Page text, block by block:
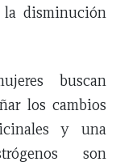
la disminución
buscan
los cambios
y una
son